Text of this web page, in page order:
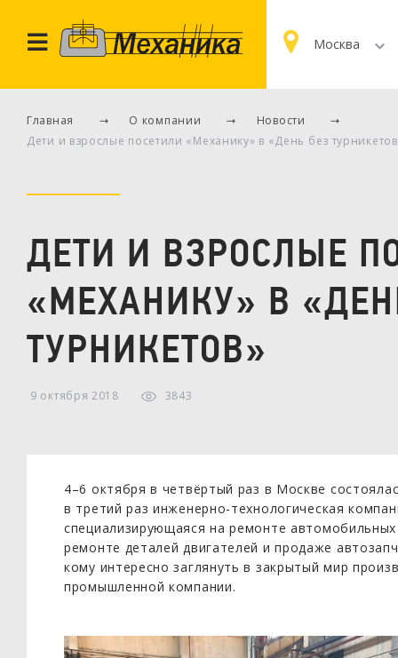
Москва
Главная О компании
Новости
Дети и взрослые посетили «Механику» в «День без
ДЕТИ И ВЗРОСЛЫЕ
«МЕХАНИКУ» В
ТУРНИКЕТОВ»
9 октября 2018 3843
4–6 октября в четвёртый раз в Москве
в третий раз инженерно-технологическая
специализирующаяся на ремонте
ремонте деталей двигателей и продаже
кому интересно заглянуть в закрытый мир
промышленной компании.